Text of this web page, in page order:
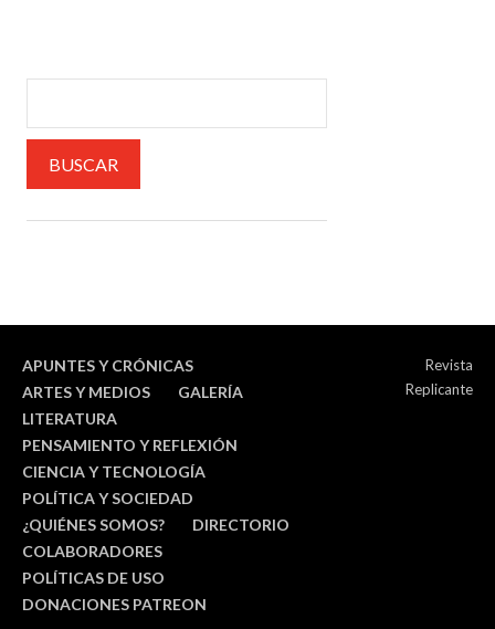
APUNTES Y CRÓNICAS
ARTES Y MEDIOS
GALERÍA
LITERATURA
PENSAMIENTO Y REFLEXIÓN
CIENCIA Y TECNOLOGÍA
POLÍTICA Y SOCIEDAD
¿QUIÉNES SOMOS?
DIRECTORIO
COLABORADORES
POLÍTICAS DE USO
DONACIONES PATREON
Revista
Replicante